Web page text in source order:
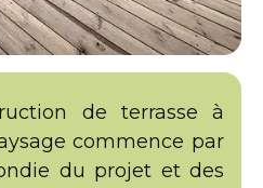
de terrasse à
commence par
du projet et des